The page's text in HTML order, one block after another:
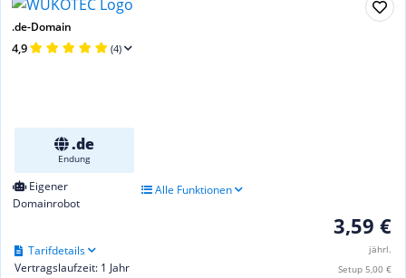
.de-Domain
4,9 (4)
.de
Endung
Eigener
Domainrobot
Alle Funktionen
3,59 €
jährl.
Setup 5,00 €
Vertragslaufzeit: 1 Jahr
Tarifdetails